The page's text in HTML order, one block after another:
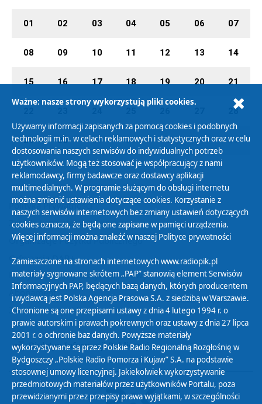
01 02 03 04 05 06 07
08 09 10 11 12 13 14
15 16 17 18 19 20 21
28
29 30 01 02 03 04 05
Polityka Prywatności
Zasady korzystania z Serwisu
Organizacje Pożytku Publicznego
Cyfryzacja DAB+
Polityka ochrony danych osobowych
Abonament
Zamówienia publiczne
Biuletyn Informacji Publicznej
Ważne: nasze strony wykorzystują pliki cookies.
Używamy informacji zapisanych za pomocą cookies i podobnych
technologii m.in. w celach reklamowych i statystycznych oraz w celu
dostosowania naszych serwisów do indywidualnych potrzeb
użytkowników. Mogą też stosować je współpracujący z nami
reklamodawcy, firmy badawcze oraz dostawcy aplikacji
multimedialnych. W programie służącym do obsługi internetu
można zmienić ustawienia dotyczące cookies. Korzystanie z
naszych serwisów internetowych bez zmiany ustawień dotyczących
cookies oznacza, że będą one zapisane w pamięci urządzenia.
Więcej informacji można znaleźć w naszej Polityce prywatności
Zamieszczone na stronach internetowych www.radiopik.pl
materiały sygnowane skrótem „PAP” stanowią element Serwisów
Informacyjnych PAP, będących bazą danych, których producentem
i wydawcą jest Polska Agencja Prasowa S.A. z siedzibą w Warszawie.
Chronione są one przepisami ustawy z dnia 4 lutego 1994 r. o
prawie autorskim i prawach pokrewnych oraz ustawy z dnia 27 lipca
2001 r. o ochronie baz danych. Powyższe materiały
wykorzystywane są przez Polskie Radio Regionalną Rozgłośnię w
Bydgoszczy „Polskie Radio Pomorza i Kujaw” S.A. na podstawie
stosownej umowy licencyjnej. Jakiekolwiek wykorzystywanie
przedmiotowych materiałów przez użytkowników Portalu, poza
przewidzianymi przez przepisy prawa wyjątkami, w szczególności